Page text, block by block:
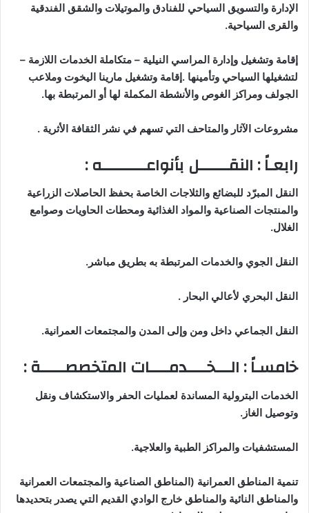
الإدارة والتسويق السياحي للفنادق والموتيلات والشقق الفندقية
والقرى السياحية.
إقامة وتشغيل وإدارة المراسي النيلية – متكاملة الخدمات اللازمة –
لتشغيلها السياحي وتأمينها .إقامة وتشغيل مارينا اليخوت وملاعب
الجولف ومراكز الغوص والأنشطة المكملة لها أو المرتبطة بها.
مشروعات الآثار والمتاحف التي تسهم في نشر الثقافة الأثرية .
رابعـاً : النقــــــل بأنواعـــــــــه:
النقل المبرّد للبضائع والثلاجات الخاصة بحفظ الحاصلات الزراعية
والمنتجات الصناعية والمواد الغذائية ومحطات الحاويات وصوامع
الغلال.
النقل الجوي والخدمات المرتبطة به بطريق مباشر .
النقل البحري لأعالي البحار .
النقل الجماعي داخل ومن وإلى المدن والمجتمعات العمرانية.
خامسـاً:الـــخــــدمــــات المتخصصـــــة:
الخدمات البترولية المساندة لعمليات الحفر والاستكشاف ونقل
وتوصيل الغاز .
المستشفيات والمراكز الطبية والعلاجية.
تنمية المناطق العمرانية (المناطق الصناعية والمجتمعات العمرانية
والمناطق النائية والمناطق خارج الوادي القديم التي يصدر بتحديدها